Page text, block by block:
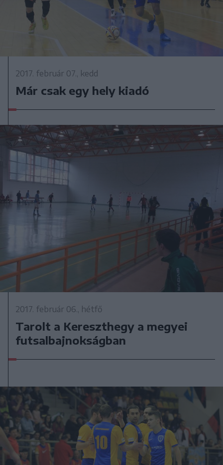
2017. február 07., kedd
Már csak egy hely kiadó
2017. február 06., hétfő
Tarolt a Kereszthegy a megyei
futsalbajnokságban